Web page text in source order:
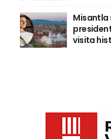
Misantla
visita